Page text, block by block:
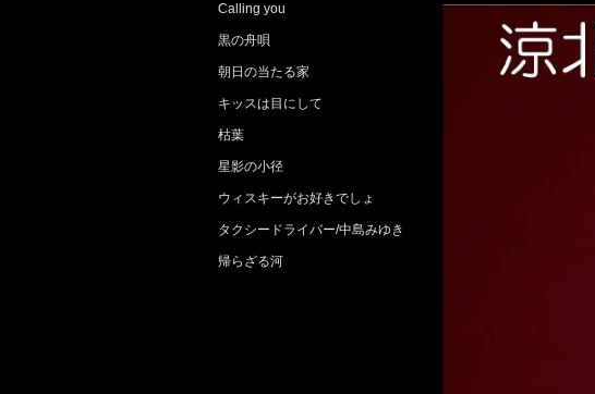
Calling you
黒の舟唄
朝日の当たる家
キッスは目にして
枯葉
星影の小径
ウィスキーがお好きでしょ
タクシードライバー/中島みゆき
帰らざる河